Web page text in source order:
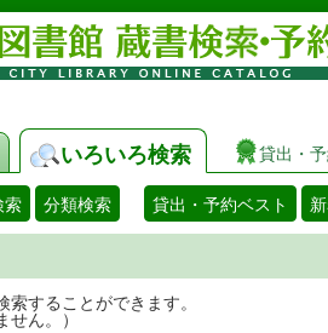
いろいろ検索 貸出・
索 分類検索 貸出・予約ベスト
蔵書を検索することがで
ん。）